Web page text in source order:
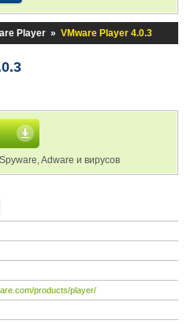
Player » VMware Player 4.0.3
Adware и вирусов
products/player/